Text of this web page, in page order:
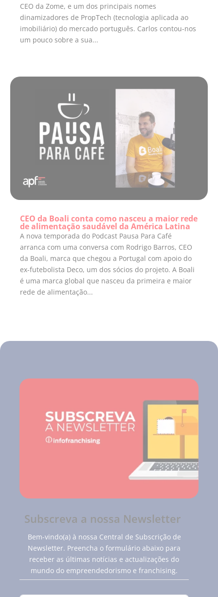
CEO da Zome, e um dos principais nomes
dinamizadores de PropTech (tecnologia aplicada ao
imobiliário) do mercado português. Carlos contou-nos
um pouco sobre a sua...
CEO da Boali conta como nasceu a maior rede
de alimentação saudável da América Latina
A nova temporada do Podcast Pausa Para Café
arranca com uma conversa com Rodrigo Barros, CEO
da Boali, marca que chegou a Portugal com apoio do
ex-futebolista Deco, um dos sócios do projeto. A Boali
é uma marca global que nasceu da primeira e maior
rede de alimentação...
Subscreva a nossa Newsletter
Bem-vindo(a) à nossa Central de Subscrição de
Newsletter. Preencha o formulário abaixo para
receber as últimas notícias e actualizações do
mundo do empreendedorismo e franchising.